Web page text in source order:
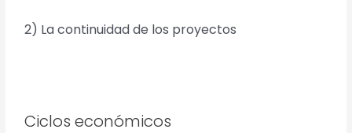
2) La continuidad de los proyectos
Ciclos económicos